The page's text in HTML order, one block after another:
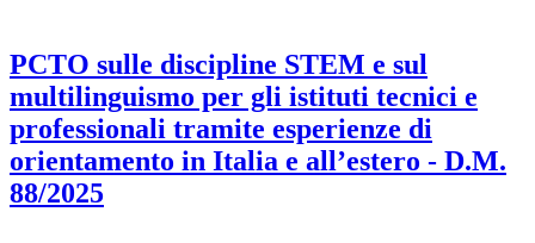
PCTO sulle discipline STEM e sul
multilinguismo per gli istituti tecnici e
professionali tramite esperienze di
orientamento in Italia e all’estero - D.M.
88/2025